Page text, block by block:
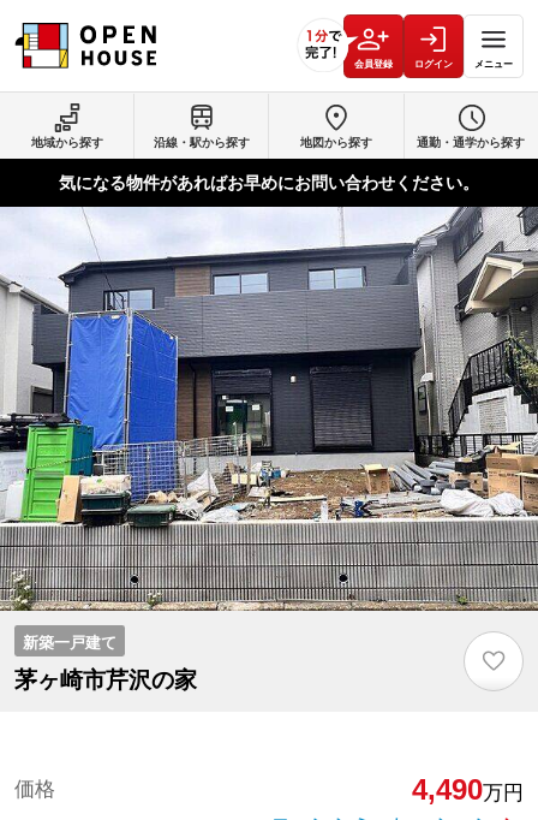
会員登録 ログイン メニュー
地域から探す 沿線・駅から探す 地図から探す 通勤・通学から探す
気になる物件があればお早めにお問い合わせください。
新築一戸建て
茅ヶ崎市芹沢の家
♡
価格 4,490万円